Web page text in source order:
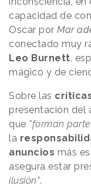
capacidad de
Oscar por Mar
conectado muy
Leo Burnett ,
mágico y de
Sobre las
presentación del
que "forman
la
anuncios más
asegura estar
ilusión".